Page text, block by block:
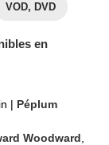
VOD, DVD
en
| Péplum
Woodward